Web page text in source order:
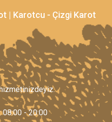
| Karotcu - Çizgi Karot
08:00 - 20:00